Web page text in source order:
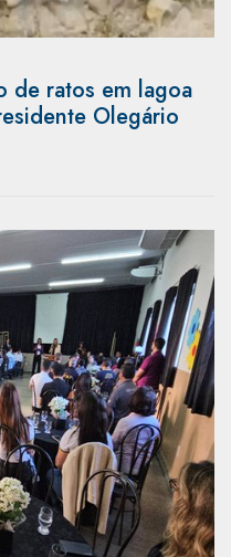
de ratos em lagoa
Olegário